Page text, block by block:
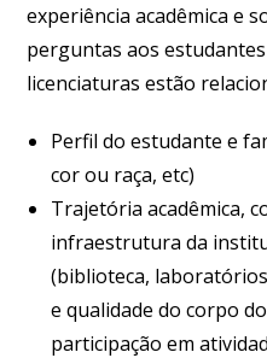
experiência acadêmica e
perguntas aos
licenciaturas estão
Perfil do estudante e
cor ou raça, etc)
Trajetória acadêmica,
infraestrutura da
(biblioteca,
e qualidade do corpo
participação em